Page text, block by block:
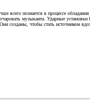
всего познается в процессе
музыканта. Ударные
созданы, чтобы стать источником